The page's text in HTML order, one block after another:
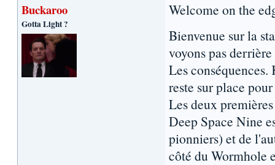
Buckaroo
Gotta Light ?
Welcome on the
Bienvenue sur la
voyons pas
Les
reste sur place
Les deux
Deep Space Nine
pionniers) et de
côté du Wormhole